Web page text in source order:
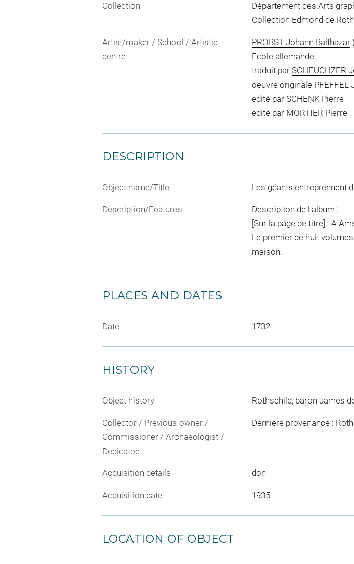
Collection
Département des Arts
Collection Edmond de
Artist/maker / School / Artistic
centre
PROBST Johann Balthazar
Ecole allemande
traduit par SCHEUCHZER
oeuvre originale PFEFFEL
edité par SCHENK Pierre
edité par MORTIER Pierre
DESCRIPTION
Object name/Title Les géants entreprennent
Description/Features
Description de l'album :
[Sur la page de titre] : A
Le premier de huit
maison.
PLACES AND DATES
Date 1732
HISTORY
Object history Rothschild, baron James
Collector / Previous owner /
Commissioner / Archaeologist /
Dedicatee
Dernière provenance :
Acquisition details don
Acquisition date 1935
LOCATION OF OBJECT